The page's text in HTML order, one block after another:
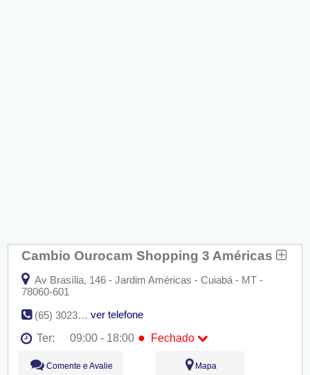
Cambio Ourocam Shopping 3 Américas
Av Brasília, 146 - Jardim Américas - Cuiabá - MT -
78060-601
(65) 3023-5953
ver telefone
Ter:
09:00 - 18:00 ● Fechado
Seg:
Ter:
09:00 - 18:00
Fechado
Comente e Avalie Mapa